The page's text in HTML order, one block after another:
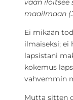
vaan iloitsee
maailmaan
Ei mikään
ilmaiseksi; ei
lapsistani
kokemus
vahvemmin
Mutta sitten